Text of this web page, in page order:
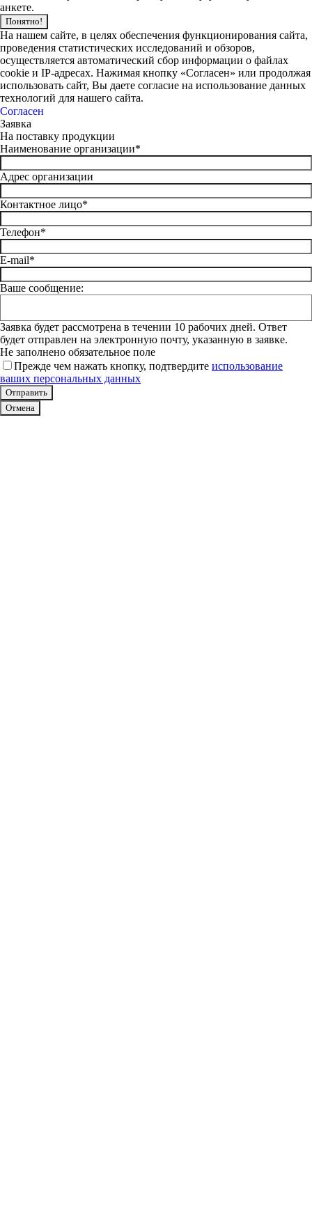
анкете.
Понятно!
На нашем сайте, в целях обеспечения функционирования сайта,
проведения статистических исследований и обзоров,
осуществляется автоматический сбор информации о файлах
cookie и IP-адресах. Нажимая кнопку «Согласен» или продолжая
использовать сайт, Вы даете согласие на использование данных
технологий для нашего сайта.
Согласен
Заявка
На поставку продукции
Наименование организации*
Адрес организации
Контактное лицо*
Телефон*
E-mail*
Ваше сообщение:
Заявка будет рассмотрена в течении 10 рабочих дней. Ответ
будет отправлен на электронную почту, указанную в заявке.
Не заполнено обязательное поле
Прежде чем нажать кнопку, подтвердите использование
ваших персональных данных
Отмена